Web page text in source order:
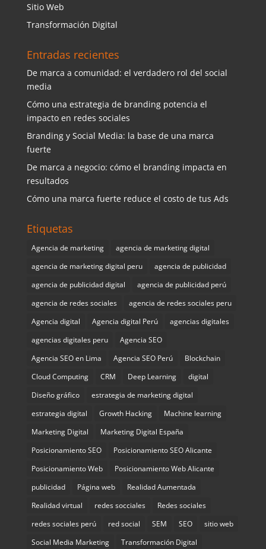
Sitio Web
Transformación Digital
Entradas recientes
De marca a comunidad: el verdadero rol del social
media
Cómo una estrategia de branding potencia el
impacto en redes sociales
Branding y Social Media: la base de una marca
fuerte
De marca a negocio: cómo el branding impacta en
resultados
Cómo una marca fuerte reduce el costo de tus Ads
Etiquetas
Agencia de marketing
agencia de marketing digital
agencia de marketing digital peru
agencia de publicidad
agencia de publicidad digital
agencia de publicidad perú
agencia de redes sociales
agencia de redes sociales peru
Agencia digital
Agencia digital Perú
agencias digitales
agencias digitales peru
Agencia SEO
Agencia SEO en Lima
Agencia SEO Perú
Blockchain
Cloud Computing
CRM Deep Learning
digital
Diseño gráfico
estrategia de marketing digital
estrategia digital
Growth Hacking
Machine learning
Marketing Digital
Marketing Digital España
Posicionamiento SEO
Posicionamiento SEO Alicante
Posicionamiento Web
Posicionamiento Web Alicante
publicidad
Página web
Realidad Aumentada
Realidad virtual
redes socciales
Redes sociales
redes sociales perú
red social SEM SEO
sitio web
Social Media Marketing
Transformación Digital